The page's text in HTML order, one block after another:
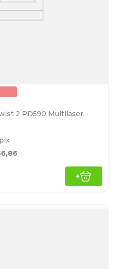
2 PD590 Multilaser -
,86
+